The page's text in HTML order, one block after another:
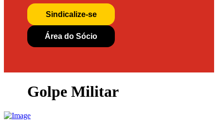
Sindicalize-se
Área do Sócio
Golpe Militar